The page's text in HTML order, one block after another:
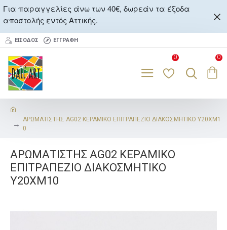
Για παραγγελίες άνω των 40€, δωρεάν τα έξοδα
αποστολής εντός Αττικής.
ΕΊΣΟΔΟΣ ΕΓΓΡΑΦΉ
0 0
ΑΡΩΜΑΤΙΣΤΗΣ AG02 ΚΕΡΑΜΙΚΟ ΕΠΙΤΡΑΠΕΖΙΟ ΔΙΑΚΟΣΜΗΤΙΚΟ Υ20ΧΜ1
0
ΑΡΩΜΑΤΙΣΤΗΣ AG02 ΚΕΡΑΜΙΚΟ
ΕΠΙΤΡΑΠΕΖΙΟ ΔΙΑΚΟΣΜΗΤΙΚΟ
Υ20ΧΜ10